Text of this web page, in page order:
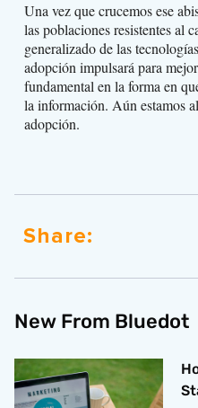
Una vez que crucemos ese
las poblaciones resistentes al
generalizado de las
adopción impulsará para
fundamental en la forma en
la información. Aún estamos
adopción.
Share:
New From Bluedot